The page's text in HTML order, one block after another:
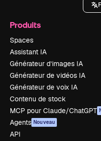
Produits
Spaces
Assistant IA
Générateur d’images IA
Générateur de vidéos IA
Générateur de voix IA
Contenu de stock
MCP pour Claude/ChatGPT
Agents Nouveau
API